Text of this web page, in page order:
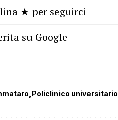
★ per seguirci
su Google
Policlinico universitario